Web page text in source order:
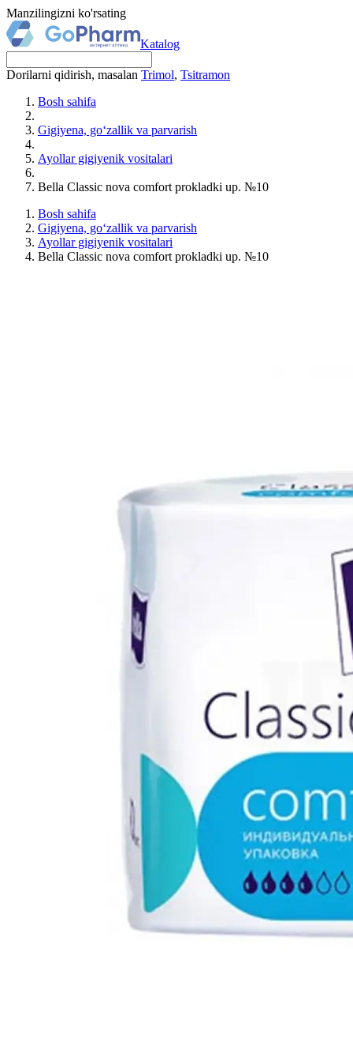
Manzilingizni ko'rsating
Katalog
Dorilarni qidirish, masalan Trimol, Tsitramon
Bosh sahifa
Gigiyena, go‘zallik va parvarish
Ayollar gigiyenik vositalari
Bella Classic nova comfort prokladki up. №10
Bosh sahifa
Gigiyena, go‘zallik va parvarish
Ayollar gigiyenik vositalari
Bella Classic nova comfort prokladki up. №10